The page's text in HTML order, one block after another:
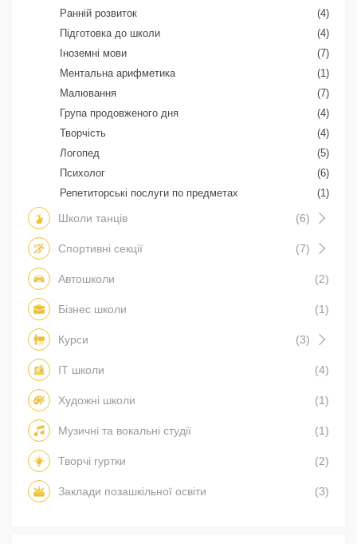
Ранній розвиток
(4)
Підготовка до школи
(4)
Іноземні мови
(7)
Ментальна арифметика
(1)
Малювання
(7)
Група продовженого дня
(4)
Творчість
(4)
Логопед
(5)
Психолог
(6)
Репетиторські послуги по предметах
(1)
Школи танців (6)
Спортивні секції (7)
Автошколи (2)
Бізнес школи (1)
Курси (3)
IT школи (4)
Художні школи (1)
Музичні та вокальні студії (1)
Творчі гуртки (2)
Заклади позашкільної освіти (3)